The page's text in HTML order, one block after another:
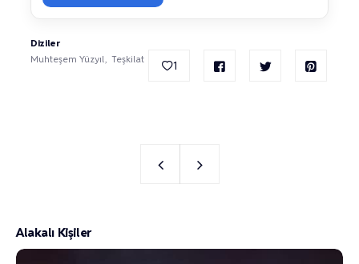
Diziler
Muhteşem Yüzyıl Teşkilat 1
Alakalı Kişiler